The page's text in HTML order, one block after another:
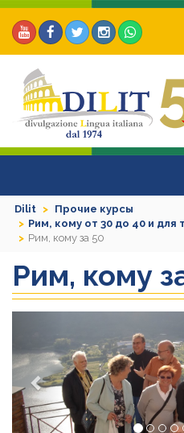
Dilit
Прочие курсы
Рим, кому от 30 до 40 и для
Рим, кому за 50
Рим, кому